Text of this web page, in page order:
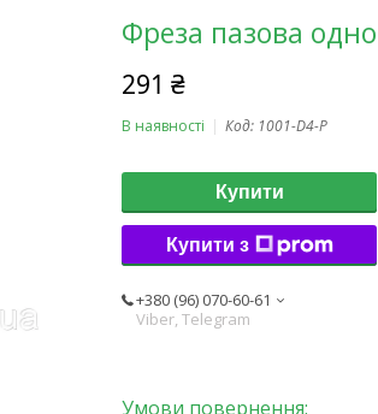
Фреза пазова
291 ₴
В наявності Код: 1001-D4-P
Купити
Купити з
+380 (96) 070-60-61
Viber, Telegram